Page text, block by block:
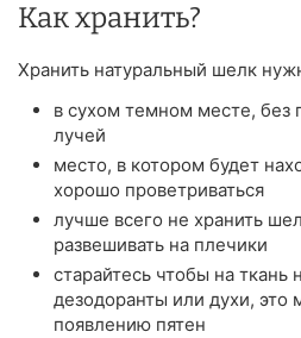
Как хранить?
Хранить натуральный шелк
в сухом темном месте, без
лучей
место, в котором будет
хорошо проветриваться
лучше всего не хранить
развешивать на плечики
старайтесь чтобы на ткань
дезодоранты или духи, это
появлению пятен